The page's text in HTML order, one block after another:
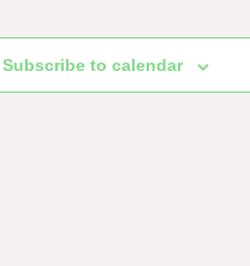
Subscribe to calendar